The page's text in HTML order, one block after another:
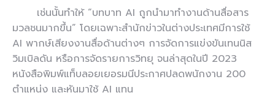
เช่นนั้นทำให้ “บทบาท AI ถูกนำมาทำงานด้านสื่อสาร
มวลชนมากขึ้น” โดยเฉพาะสำนักข่าวในต่างประเทศมีการใช้
AI พากษ์เสียงงานสื่อด้านต่างๆ การจัดการแข่งขันเทนนิส
วิมเบิลดัน หรือการจัดรายการวิทยุ จนล่าสุดในปี 2023
หนังสือพิมพ์แท็บลอยเยอรมนีประกาศปลดพนักงาน 200
ตำแหน่ง และหันมาใช้ AI แทน